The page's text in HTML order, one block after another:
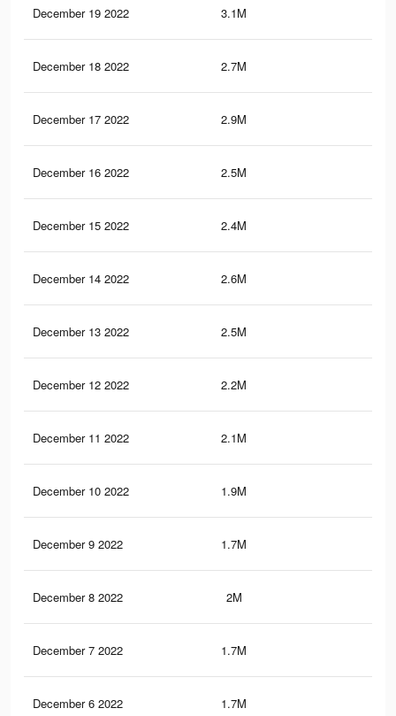
December 19 2022 3.1M
December 18 2022 2.7M
December 17 2022 2.9M
December 16 2022 2.5M
December 15 2022 2.4M
December 14 2022 2.6M
December 13 2022 2.5M
December 12 2022 2.2M
December 11 2022 2.1M
December 10 2022 1.9M
December 9 2022 1.7M
December 8 2022 2M
December 7 2022 1.7M
December 6 2022 1.7M